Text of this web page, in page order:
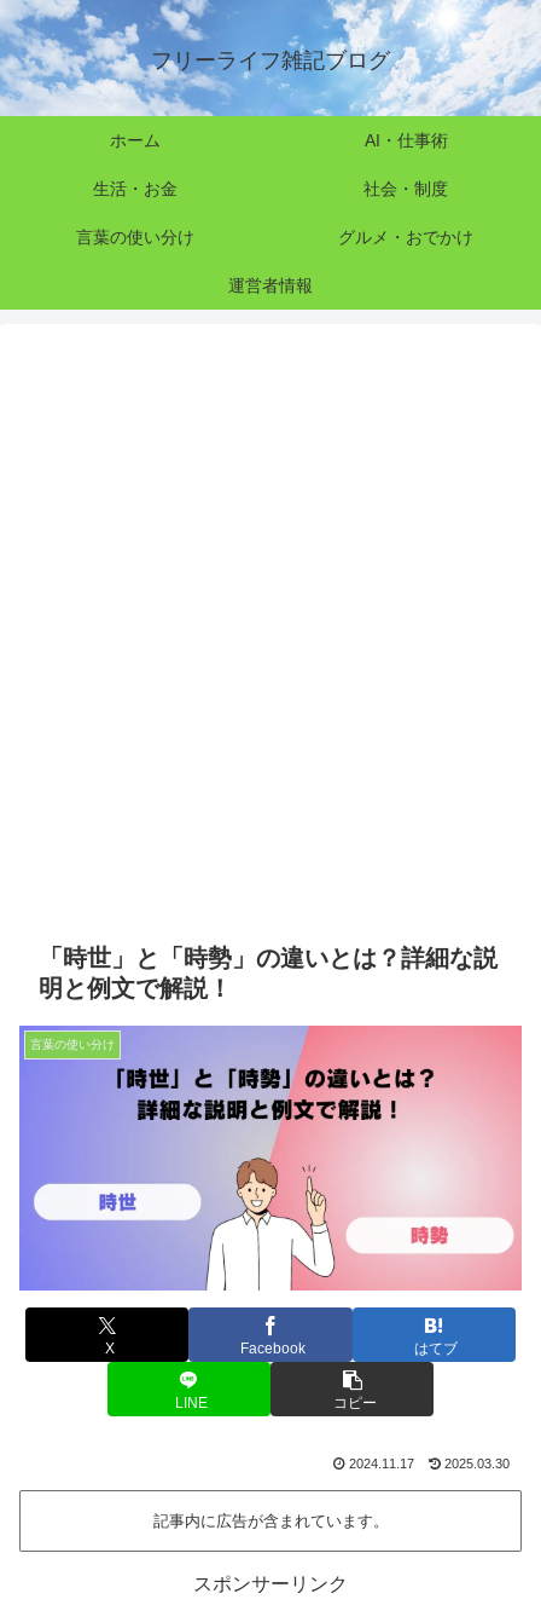
フリーライフ雑記ブログ
ホーム AI・仕事術
生活・お金 社会・制度
言葉の使い分け グルメ・おでかけ
運営者情報
「時世」と「時勢」の違いとは？詳細な説
明と例文で解説！
言葉の使い分け
X Facebook はてブ
LINE コピー
2024.11.17 2025.03.30
記事内に広告が含まれています。
スポンサーリンク